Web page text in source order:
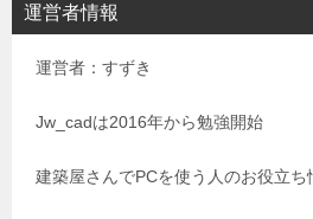
ゲ
運営者情報
運営者：すずき
Jw_cadは2016年から勉強開始
建築屋さんでPCを使う人のお役立ち